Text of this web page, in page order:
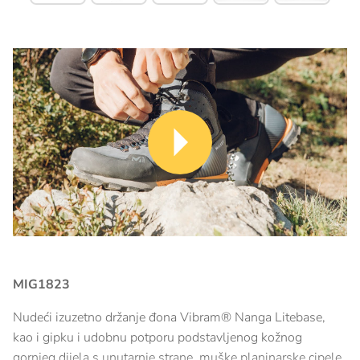
MIG1823
Nudeći izuzetno držanje đona Vibram® Nanga Litebase,
kao i gipku i udobnu potporu podstavljenog kožnog